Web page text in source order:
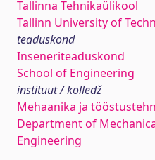
Tallinna Tehnikaülikool
Tallinn University of
teaduskond
Inseneriteaduskond
School of Engineering
instituut / kolledž
Mehaanika ja
Department of
Engineering